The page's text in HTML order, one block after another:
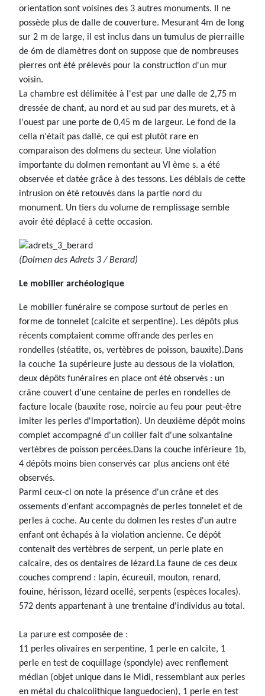
orientation sont voisines des 3 autres monuments. Il ne
possède plus de dalle de couverture. Mesurant 4m de long
sur 2 m de large, il est inclus dans un tumulus de pierraille
de 6m de diamètres dont on suppose que de nombreuses
pierres ont été prélevés pour la construction d'un mur
voisin.
La chambre est délimitée à l'est par une dalle de 2,75 m
dressée de chant, au nord et au sud par des murets, et à
l'ouest par une porte de 0,45 m de largeur. Le fond de la
cella n'était pas dallé, ce qui est plutôt rare en
comparaison des dolmens du secteur. Une violation
importante du dolmen remontant au VI ème s. a été
observée et datée grâce à des tessons. Les déblais de cette
intrusion on été retouvés dans la partie nord du
monument. Un tiers du volume de remplissage semble
avoir été déplacé à cette occasion.
(Dolmen des Adrets 3 / Berard)
Le mobilier archéologique
Le mobilier funéraire se compose surtout de perles en
forme de tonnelet (calcite et serpentine). Les dépôts plus
récents comptaient comme offrande des perles en
rondelles (stéatite, os, vertèbres de poisson, bauxite).Dans
la couche 1a supérieure juste au dessous de la violation,
deux dépôts funéraires en place ont été observés : un
crâne couvert d'une centaine de perles en rondelles de
facture locale (bauxite rose, noircie au feu pour peut-être
imiter les perles d'importation). Un deuxième dépôt moins
complet accompagné d'un collier fait d'une soixantaine
vertèbres de poisson percées.Dans la couche inférieure 1b,
4 dépôts moins bien conservés car plus anciens ont été
observés.
Parmi ceux-ci on note la présence d'un crâne et des
ossements d'enfant accompagnés de perles tonnelet et de
perles à coche. Au cente du dolmen les restes d'un autre
enfant ont échapés à la violation ancienne. Ce dépôt
contenait des vertèbres de serpent, un perle plate en
calcaire, des os dentaires de lézard.La faune de ces deux
couches comprend : lapin, écureuil, mouton, renard,
fouine, hérisson, lézard ocellé, serpents (espèces locales).
572 dents appartenant à une trentaine d'individus au total.
La parure est composée de :
11 perles olivaires en serpentine, 1 perle en calcite, 1
perle en test de coquillage (spondyle) avec renflement
médian (objet unique dans le Midi, ressemblant aux perles
en métal du chalcolithique languedocien), 1 perle en test